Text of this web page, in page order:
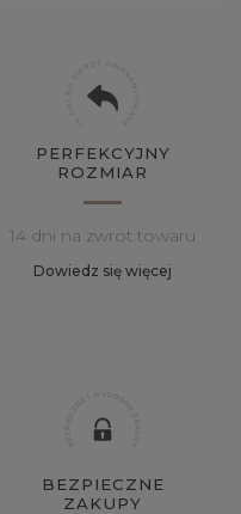
PERFEKCYJNY
ROZMIAR
14 dni na zwrot towaru
Dowiedz się więcej
BEZPIECZNE
ZAKUPY